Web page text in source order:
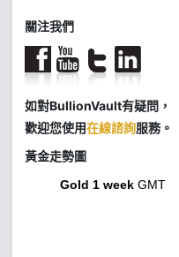
關注我們
如對BullionVault有疑問，
歡迎您使用在線諮詢服務。
黃金走勢圖
Gold 1 week GMT